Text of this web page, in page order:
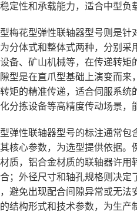
定性和承载能力，适合中型负
梅花型弹性联轴器型号则是
分体式和整体式两种，分别
备、矿山机械等，在传递转矩
型是在直爪型基础上演变而来
矩的精准传递，适合伺服系统
分拣设备等高精度传动场景，
弹性联轴器型号的标注通常包
核心参数，为选型提供依据。
质，铝合金材质的联轴器许用
；外径尺寸和轴孔规格则决定
避免出现配合间隙异常或无
结构形式和技术参数，为生产